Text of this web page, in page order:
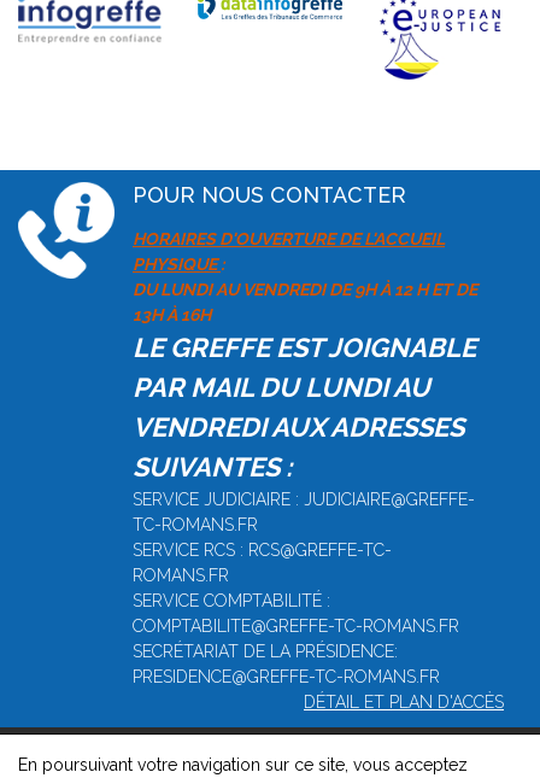
POUR NOUS CONTACTER
HORAIRES D'OUVERTURE DE L'ACCUEIL
PHYSIQUE:
DU LUNDI AU VENDREDI DE 9H À 12 H ET DE
13H À 16H
LE GREFFE EST JOIGNABLE
PAR MAIL DU LUNDI AU
VENDREDI AUX ADRESSES
SUIVANTES :
SERVICE JUDICIAIRE : JUDICIAIRE@GREFFE-
TC-ROMANS.FR
SERVICE RCS : RCS@GREFFE-TC-
ROMANS.FR
SERVICE COMPTABILITÉ :
COMPTABILITE@GREFFE-TC-ROMANS.FR
SECRÉTARIAT DE LA PRÉSIDENCE:
PRESIDENCE@GREFFE-TC-ROMANS.FR
DÉTAIL ET PLAN D'ACCÈS
En poursuivant votre navigation sur ce site, vous acceptez